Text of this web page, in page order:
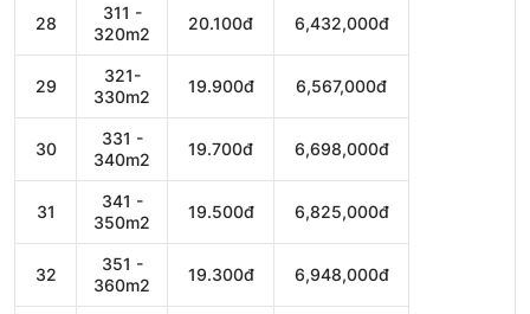
28
311 -
320m2
20.100đ 6,432,000đ
29
321-
330m2
19.900đ 6,567,000đ
30
331 -
340m2
19.700đ 6,698,000đ
31
341 -
350m2
19.500đ 6,825,000đ
32
351 -
360m2
19.300đ 6,948,000đ